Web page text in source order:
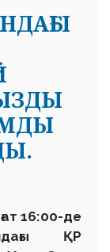
16:00-де
ҚР